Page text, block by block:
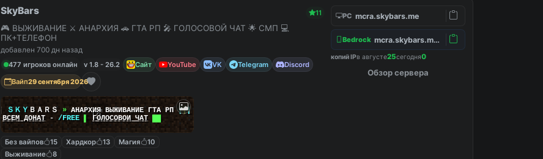
SkyBars 11
🎮 ВЫЖИВАНИЕ ⚔️ АНАРХИЯ 🚗 ГТА РП 🎤 ГОЛОСОВОЙ ЧАТ 🌟 СМП 💻
ПК+ТЕЛЕФОН
добавлен 700 дн назад
477 игроков онлайн
v 1.8 - 26.2 Сайт YouTube VK Telegram
Discord
Вайп29 сентября 2026
ＳＫＹ ＢＡＲＳ » АНАРХИЯ ВЫЖИВАНИЕ ГТА РП|||
ВСЕМ ДОНАТ - /FREE ГОЛОСОВОЙ ЧАТ
Без вайпов 15 Хардкор 13 Магия
10
Выживание
8
PC mcra.skybars.me
Bedrock mcra.skybars.me:19132
копий IPв августе25сегодня0
Обзор сервера